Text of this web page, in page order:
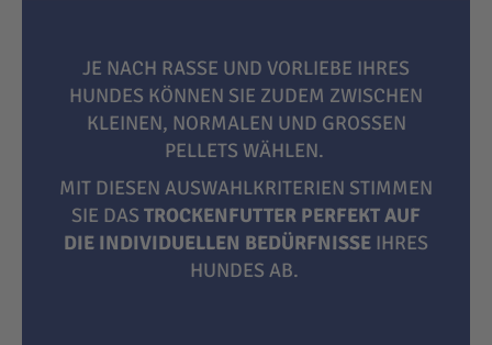
JE NACH RASSE UND VORLIEBE IHRES
HUNDES KÖNNEN SIE ZUDEM ZWISCHEN
KLEINEN, NORMALEN UND GROSSEN P
ELLETS WÄHLEN.
MIT DIESEN AUSWAHLKRITERIEN STIMMEN
SIE DAS TROCKENFUTTER PERFEKT AUF
DIE INDIVIDUELLEN BEDÜRFNISSE IHRES
HUNDES AB.